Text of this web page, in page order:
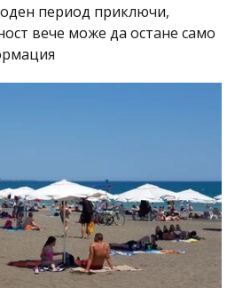
период приключи,
вече може да остане само